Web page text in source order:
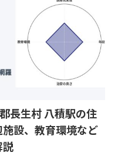
長生村 八積駅の住
設、教育環境など
説